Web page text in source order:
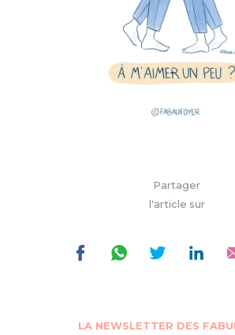
Partager
l'article sur
LA NEWSLETTER DES